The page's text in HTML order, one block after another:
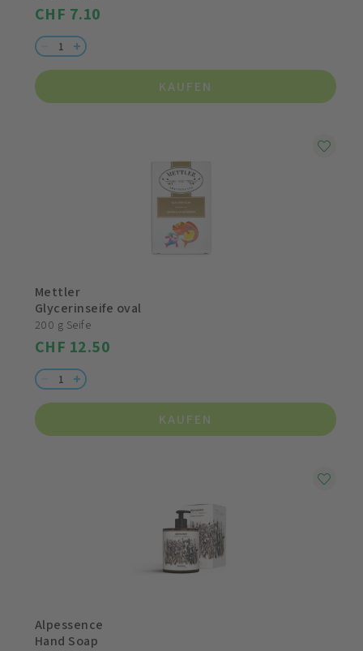
CHF 7.10
KAUFEN
Mettler
Glycerinseife oval
200 g Seife
CHF 12.50
KAUFEN
Alpessence
Hand Soap